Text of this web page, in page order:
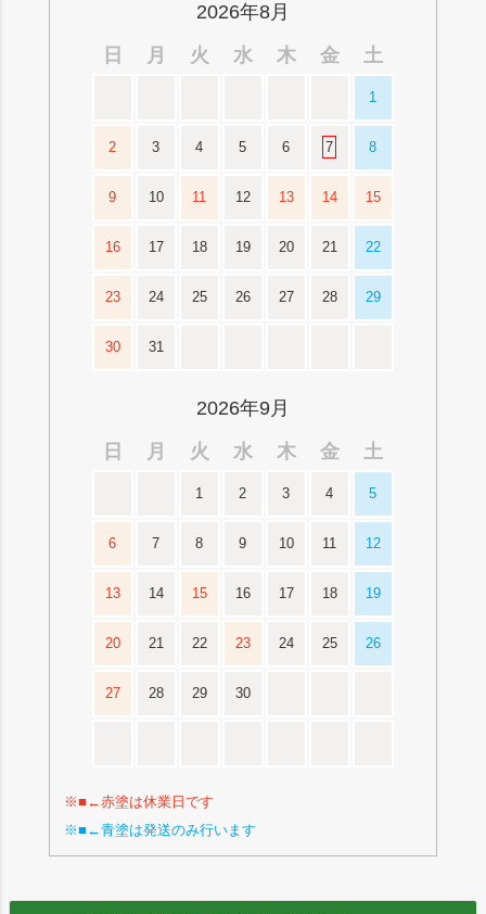
2026年8月
日
月 火 水 木 金 土
1
2 3 4 5 6 7 8
9 10 11 12 13 14 15
16 17 18 19 20 21 22
23 24 25 26 27 28 29
30 31
2026年9月
日
月 火 水 木 金 土
1 2 3 4 5
6 7 8 9 10 11 12
13 14 15 16 17 18 19
20 21 22 23 24 25 26
27 28 29 30
※■←赤塗は休業日です
※■←青塗は発送のみ行います